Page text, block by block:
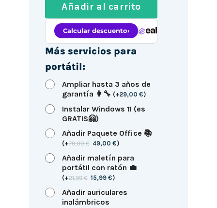
Añadir al carrito
Más servicios para
portátil:
Ampliar hasta 3 años de
garantía 👩‍🔧 (+29,00 €)
Instalar Windows 11 (es
GRATIS🤗)
Añadir Paquete Office 📚
(+79,00€ 49,00€)
Añadir maletín para
portátil con ratón 💼
(+21,99€ 15,99€)
Añadir auriculares
inalámbricos